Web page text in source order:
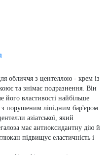
обличчя з центеллою - крем із
та знімає подразнення. Він
його властивості найбільше
з порушеним ліпідним бар'єром.
азіатської , який
має антиоксидантну дію й
підвищує еластичність і